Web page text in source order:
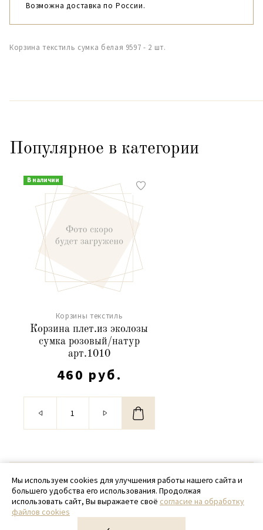
Возможна доставка по России.
Корзина текстиль сумка белая 9597 - 2 шт.
Популярное в категории
В наличии
Корзины текстиль
Корзина плет.из эколозы
сумка розовый/натур
арт.1010
460 руб.
© 2020 - 2026 SamPack
+ 7 (918) 699-97-87
zakaz@sampack.store
Мы используем cookies для улучшения работы нашего сайта и
большего удобства его использования. Продолжая
использовать сайт, Вы выражаете своё согласие на обработку
файлов cookies